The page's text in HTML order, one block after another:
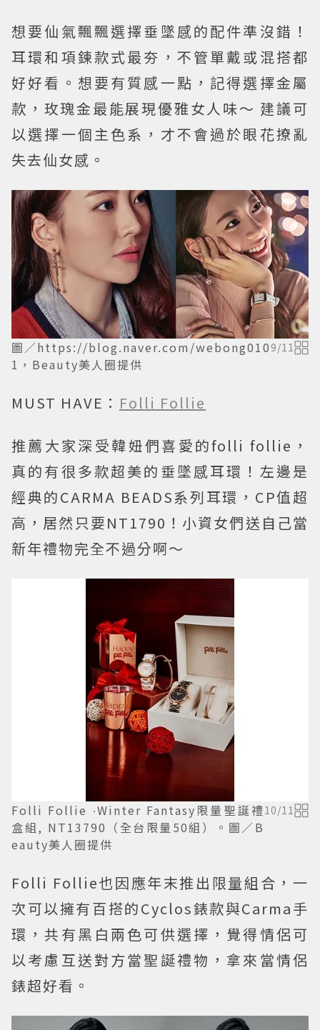
想要仙氣飄飄選擇垂墜感的配件準沒錯！
耳環和項鍊款式最夯，不管單戴或混搭都
好好看。想要有質感一點，記得選擇金屬
款，玫瑰金最能展現優雅女人味～ 建議可
以選擇一個主色系，才不會過於眼花撩亂
失去仙女感。
圖／https://blog.naver.com/webong010
1，Beauty美人圈提供
9/11
MUST HAVE： Folli Follie
推薦大家深受韓妞們喜愛的folli follie，
真的有很多款超美的垂墜感耳環！左邊是
經典的CARMA BEADS系列耳環，CP值超
高，居然只要NT1790！小資女們送自己當
新年禮物完全不過分啊～
Folli Follie ∙Winter Fantasy限量聖誕禮
盒組, NT13790（全台限量50組）。圖／B
eauty美人圈提供
10/11
Folli Follie也因應年末推出限量組合，一
次可以擁有百搭的Cyclos錶款與Carma手
環，共有黑白兩色可供選擇，覺得情侶可
以考慮互送對方當聖誕禮物，拿來當情侶
錶超好看。